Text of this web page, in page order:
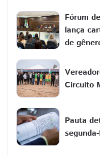
Fórum
lança
de
Circuito
Pauta